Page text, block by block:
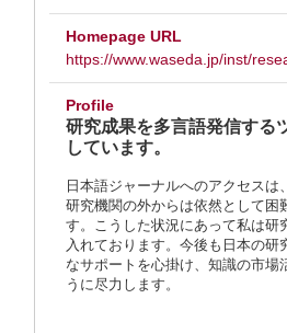
Homepage URL
https://www.waseda.jp/inst/
Profile
研究成果を多言語発信する
しています。
日本語ジャーナルへのアクセスは
研究機関の外からは依然として困
す。こうした状況にあって私は研
入れております。今後も日本の研
なサポートを心掛け、知識の市場
うに尽力します。